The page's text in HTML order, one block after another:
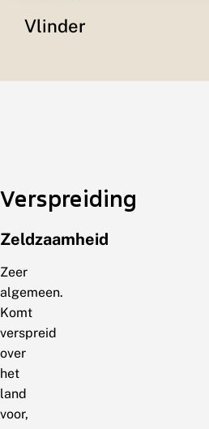
Vlinder
Verspreiding
Zeldzaamheid
Zeer
algemeen.
Komt
verspreid
over
het
land
voor,